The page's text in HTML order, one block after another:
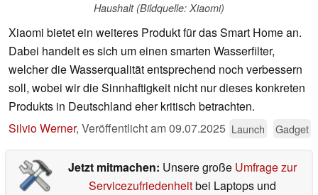
Haushalt (Bildquelle: Xiaomi)
Xiaomi bietet ein weiteres Produkt für das Smart Home an.
Dabei handelt es sich um einen smarten Wasserfilter,
welcher die Wasserqualität entsprechend noch verbessern
soll, wobei wir die Sinnhaftigkeit nicht nur dieses konkreten
Produkts in Deutschland eher kritisch betrachten.
Silvio Werner, Veröffentlicht am09.07.2025 Launch Gadget
Jetzt mitmachen: Unsere große Umfrage zur
Servicezufriedenheitbei Laptops und